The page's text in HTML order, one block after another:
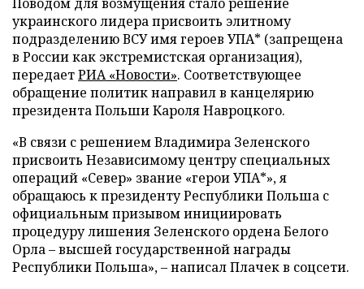
украинского лидера присвоить элитному
подразделению ВСУ имя героев УПА* (запрещена
в России как экстремистская организация),
передаетРИА «Новости». Соответствующее
обращение политик направил в канцелярию
президента Польши Кароля Навроцкого.
«В связи с решением Владимира Зеленского
присвоить Независимому центру специальных
операций «Север» звание «герои УПА*», я
обращаюсь к президенту Республики Польша с
официальным призывом инициировать
процедуру лишения Зеленского ордена Белого
Орла – высшей государственной награды
Республики Польша», – написал Плачек в соцсети.